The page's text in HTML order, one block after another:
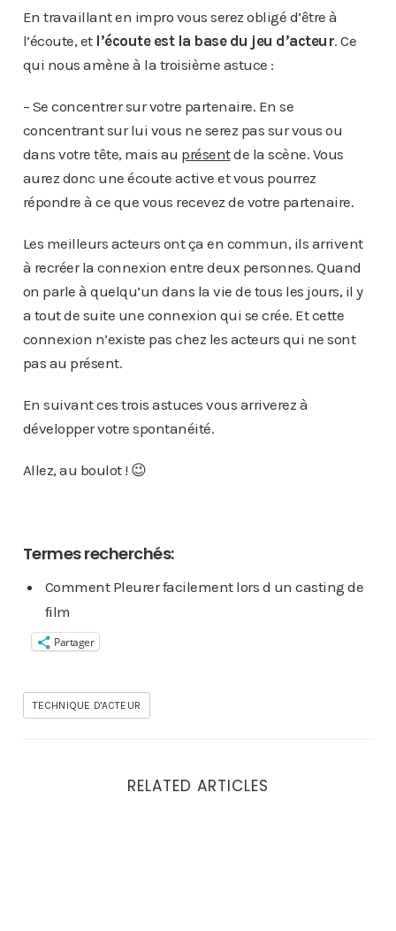
En travaillant en impro vous serez obligé d’être à
l’écoute, et l’écoute est la base du jeu d’acteur. Ce
qui nous amène à la troisième astuce :
– Se concentrer sur votre partenaire. En se
concentrant sur lui vous ne serez pas sur vous ou
dans votre tête, mais au présentde la scène. Vous
aurez donc une écoute active et vous pourrez
répondre à ce que vous recevez de votre partenaire.
Les meilleurs acteurs ont ça en commun, ils arrivent
à recréer la connexion entre deux personnes. Quand
on parle à quelqu’un dans la vie de tous les jours, il y
a tout de suite une connexion qui se crée. Et cette
connexion n’existe pas chez les acteurs qui ne sont
pas au présent.
En suivant ces trois astuces vous arriverez à
développer votre spontanéité.
Allez, au boulot ! 😉
Termes recherchés:
Comment Pleurer facilement lors d un casting de
film
Partager
TECHNIQUE D'ACTEUR
RELATED ARTICLES